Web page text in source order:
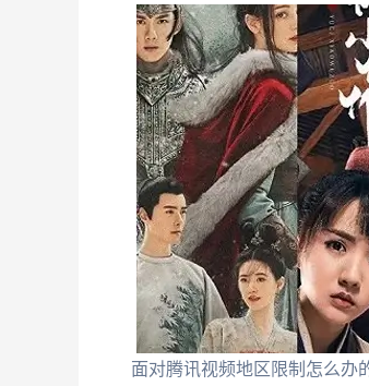
面对腾讯视频地区限制怎么办